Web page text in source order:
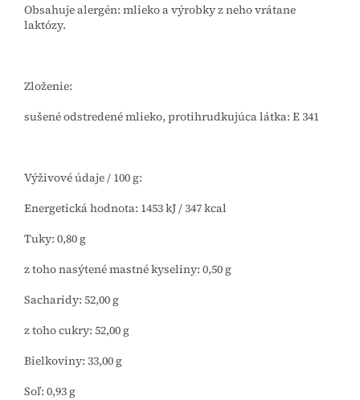
Obsahuje alergén: mlieko a výrobky z neho vrátane
laktózy.
Zloženie:
sušené odstredené mlieko, protihrudkujúca látka: E 341
Výživové údaje / 100 g:
Energetická hodnota: 1453 kJ / 347 kcal
Tuky: 0,80 g
z toho nasýtené mastné kyseliny: 0,50 g
Sacharidy: 52,00 g
z toho cukry: 52,00 g
Bielkoviny: 33,00 g
Soľ: 0,93 g